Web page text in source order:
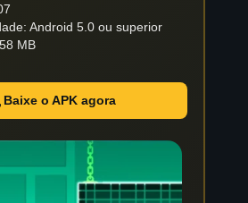
Android 5.0 ou superior
MB
Baixe o APK agora